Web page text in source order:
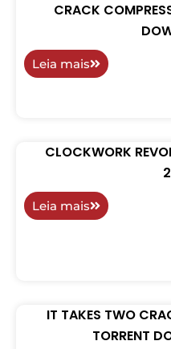
CRACK
Leia mais
CLOCKWORK
Leia mais
IT TAKES TWO
TORRENT